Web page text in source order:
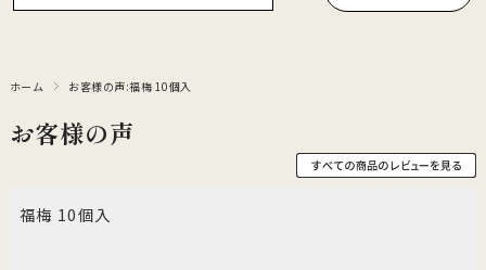
ホーム お客様の声:福梅 10個入
お客様の声
福梅 10個入